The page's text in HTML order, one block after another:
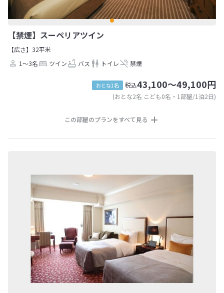
【禁煙】スーペリアツイン
【広さ】32平米
1～3名
ツイン バス トイレ 禁煙
おとな1名 税込43,100～49,100円
(おとな2名 こども0名・1部屋/1泊2日)
この部屋のプランをすべて見る